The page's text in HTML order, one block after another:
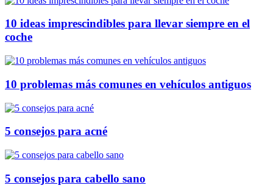
10 ideas imprescindibles para llevar siempre en el
coche
10 problemas más comunes en vehículos antiguos
5 consejos para acné
5 consejos para cabello sano